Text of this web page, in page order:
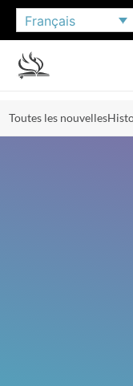
Français
Toutes les nouvelles